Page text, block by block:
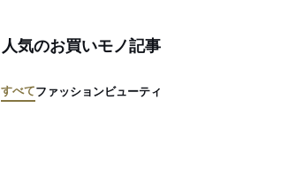
人気のお買いモノ記事
すべてファッションビューティ